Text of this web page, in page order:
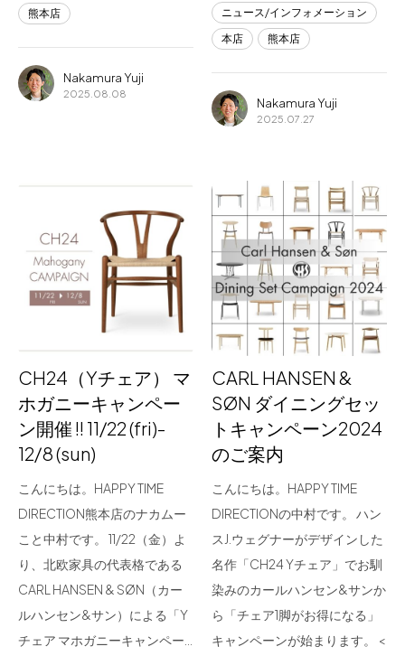
熊本店
Nakamura Yuji
2025.08.08
ニュース/インフォメーション
本店
熊本店
Nakamura Yuji
2025.07.27
CH24（Yチェア） マ
ホガニーキャンペー
ン開催 !! 11/22 (fri)-
12/8 (sun)
こんにちは。HAPPY TIME
DIRECTION熊本店のナカムー
こと中村です。 11/22（金）よ
り、北欧家具の代表格である
CARL HANSEN & SØN（カー
ルハンセン&サン）による「Y
チェア マホガニーキャンペー…
CARL HANSEN &
SØN ダイニングセッ
トキャンペーン2024
のご案内
こんにちは。HAPPY TIME
DIRECTIONの中村です。 ハン
スJ.ウェグナーがデザインした
名作「CH24 Yチェア」でお馴
染みのカールハンセン&サンか
ら「チェア1脚がお得になる」
キャンペーンが始まります。 <